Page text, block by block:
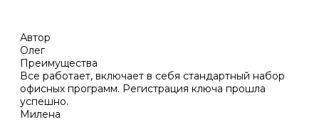
Автор
Олег
Преимущества
Все работает, включает в себя стандартный набор
офисных программ. Регистрация ключа прошла
успешно.
Милена